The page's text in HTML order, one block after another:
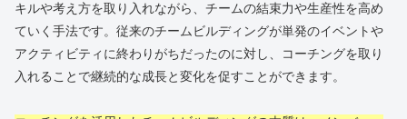
キルや考え方を取り入れながら、チームの結束力や生産性を高め
ていく手法です。従来のチームビルディングが単発のイベントや
アクティビティに終わりがちだったのに対し、コーチングを取り
入れることで継続的な成長と変化を促すことができます。